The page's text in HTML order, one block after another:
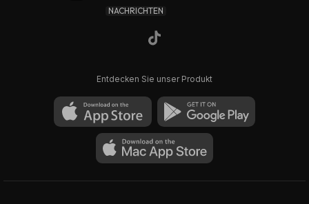
NACHRICHTEN
Entdecken Sie unser Produkt